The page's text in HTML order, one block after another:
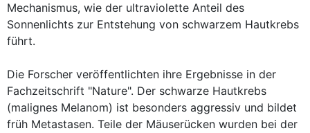
Mechanismus, wie der ultraviolette Anteil des
Sonnenlichts zur Entstehung von schwarzem Hautkrebs
führt.
Die Forscher veröffentlichten ihre Ergebnisse in der
Fachzeitschrift "Nature". Der schwarze Hautkrebs
(malignes Melanom) ist besonders aggressiv und bildet
früh Metastasen. Teile der Mäuserücken wurden bei der